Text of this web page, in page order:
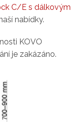
C/E s dálkovým
nabídky.
KOVO
je zakázáno.